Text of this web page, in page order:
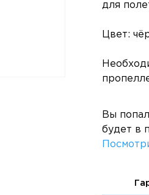
для
Цвет:
Вы
будет в